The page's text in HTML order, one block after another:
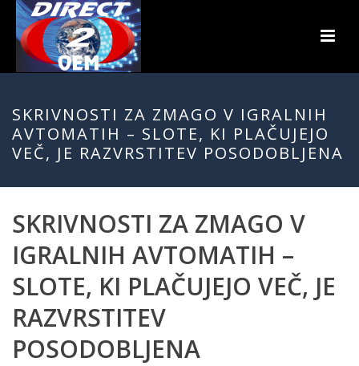
SKRIVNOSTI ZA ZMAGO V IGRALNIH
AVTOMATIH – SLOTE, KI PLAČUJEJO
VEČ, JE RAZVRSTITEV POSODOBLJENA
SKRIVNOSTI ZA ZMAGO V
IGRALNIH AVTOMATIH –
SLOTE, KI PLAČUJEJO VEČ, JE
RAZVRSTITEV
POSODOBLJENA